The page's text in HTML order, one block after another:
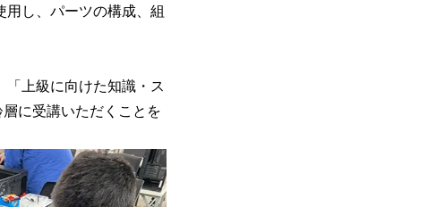
用し、パーツの構成、組
「上級に向けた知識・ス
に受講いただくことを